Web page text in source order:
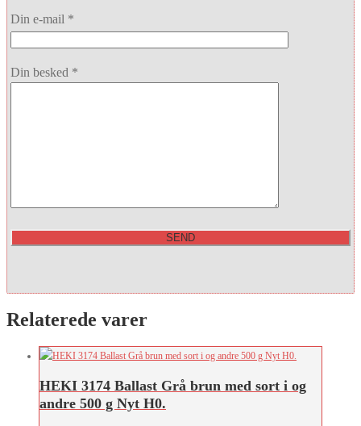
Din e-mail *
Din besked *
Relaterede varer
HEKI 3174 Ballast Grå brun med sort i og
andre 500 g Nyt H0.